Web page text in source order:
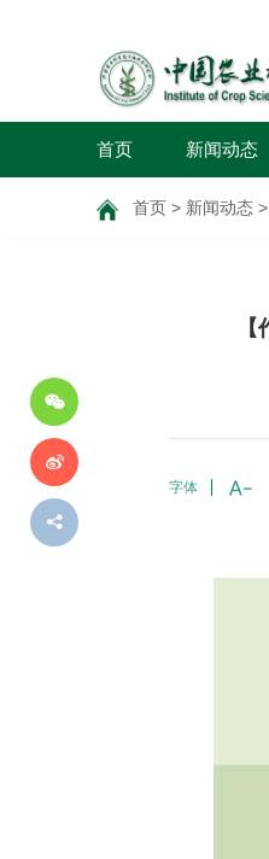
首页 新闻动态
首页 > 新闻动态 >
字体